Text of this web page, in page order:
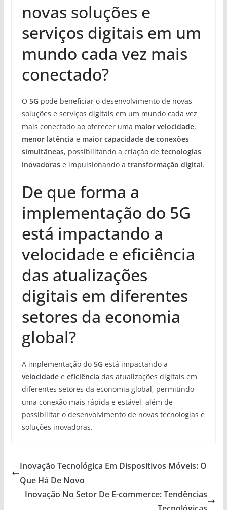
novas soluções e
serviços digitais em um
mundo cada vez mais
conectado?
O 5G pode beneficiar o desenvolvimento de novas
soluções e serviços digitais em um mundo cada vez
mais conectado ao oferecer uma maior velocidade,
menor latência e maior capacidade de conexões
simultâneas, possibilitando a criação de tecnologias
inovadorase impulsionando a transformação digital.
De que forma a
implementação do 5G
está impactando a
velocidade e eficiência
das atualizações
digitais em diferentes
setores da economia
global?
A implementação do 5G está impactando a
velocidadee eficiência das atualizações digitais em
diferentes setores da economia global, permitindo
uma conexão mais rápida e estável, além de
possibilitar o desenvolvimento de novas tecnologias e
soluções inovadoras.
Inovação Tecnológica Em Dispositivos Móveis: O
Que Há De Novo
Inovação No Setor De E-commerce: Tendências